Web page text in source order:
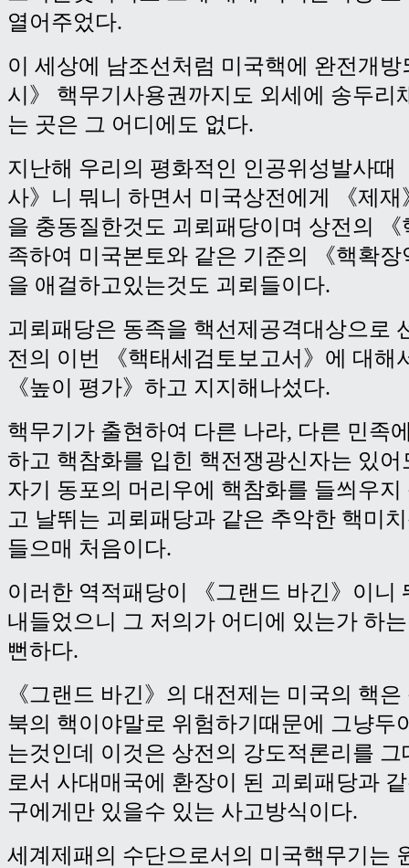
열어주었다.
이 세상에 남조선처럼 미국핵에 완전개방
시》 핵무기사용권까지도 외세에 송두리
는 곳은 그 어디에도 없다.
지난해 우리의 평화적인 인공위성발사때
사》니 뭐니 하면서 미국상전에게 《제
을 충동질한것도 괴뢰패당이며 상전의
족하여 미국본토와 같은 기준의 《핵확
을 애걸하고있는것도 괴뢰들이다.
괴뢰패당은 동족을 핵선제공격대상으로
전의 이번 《핵태세검토보고서》에 대해
《높이 평가》하고 지지해나섰다.
핵무기가 출현하여 다른 나라, 다른 민족
하고 핵참화를 입힌 핵전쟁광신자는 있어
자기 동포의 머리우에 핵참화를 들씌우지
고 날뛰는 괴뢰패당과 같은 추악한 핵미
들으매 처음이다.
이러한 역적패당이 《그랜드 바긴》이니
내들었으니 그 저의가 어디에 있는가 하
뻔하다.
《그랜드 바긴》의 대전제는 미국의 핵
북의 핵이야말로 위험하기때문에 그냥두
는것인데 이것은 상전의 강도적론리를
로서 사대매국에 환장이 된 괴뢰패당과
구에게만 있을수 있는 사고방식이다.
세계제패의 수단으로서의 미국핵무기는